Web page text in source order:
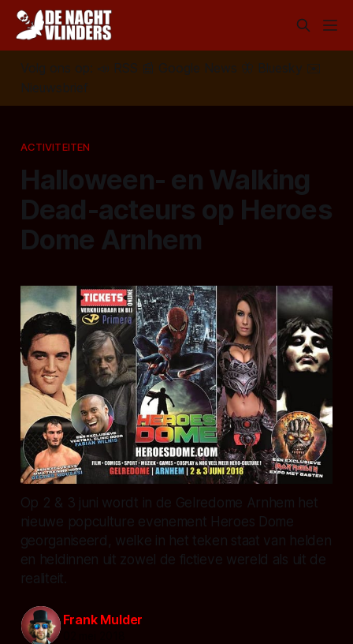
Volg ons op: 📣 RSS 📰 Google News 🦋 Bluesky
✉️
Nieuwsbrief
ACTIVITEITEN
Halloween- en Walking
Dead-acteurs op Heroes
Dome Arnhem
Op 2 & 3 juni wordt in de Gelredome Arnhem het
nieuwe popculture evenement Heroes Dome
georganiseerd, welke in het teken staat van helden
en heldinnen uit zowel de fictieve wereld als uit de
realiteit.
Frank Mulder